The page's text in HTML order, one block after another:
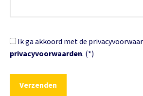
Ik ga akkoord met de
privacyvoorwaarden. (*)